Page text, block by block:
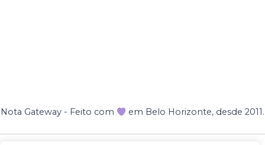
Nota Gateway - Feito com em Belo Horizonte, desde 2011.